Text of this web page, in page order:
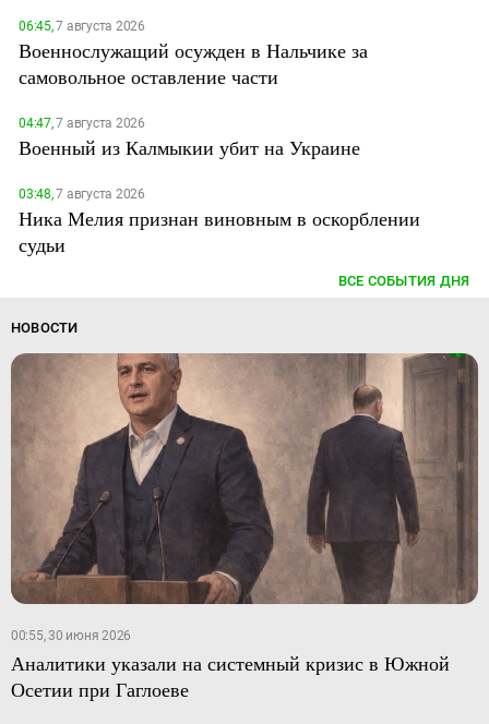
06:45,7 августа 2026
Военнослужащий осужден в Нальчике за
самовольное оставление части
04:47,7 августа 2026
Военный из Калмыкии убит на Украине
03:48,7 августа 2026
Ника Мелия признан виновным в оскорблении
судьи
ВСЕ СОБЫТИЯ ДНЯ
НОВОСТИ
00:55, 30 июня 2026
Аналитики указали на системный кризис в Южной
Осетии при Гаглоеве